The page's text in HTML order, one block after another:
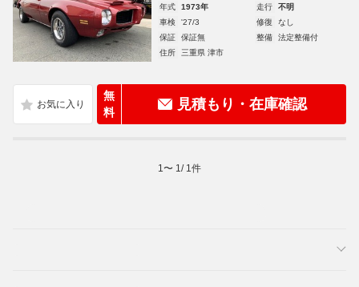
年式 1973年 走行
不明
車検
'27/3 修復
なし
保証
保証無 整備
法定整備付
住所
三重県 津市
無
料
見積もり・在庫確認
1 〜 1 / 1 件